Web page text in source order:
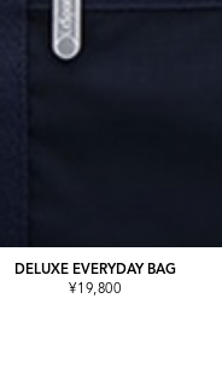
DELUXE EVERYDAY BAG
¥19,800